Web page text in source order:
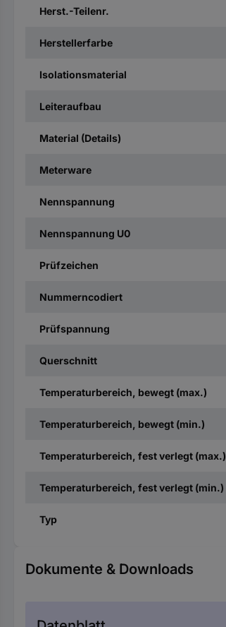
Herst.-Teilenr.
Herstellerfarbe
Isolationsmaterial
Leiteraufbau
Material (Details)
Meterware
Nennspannung
Nennspannung U0
Prüfzeichen
Nummerncodiert
Prüfspannung
Querschnitt
Temperaturbereich, bewegt (max.)
Temperaturbereich, bewegt (min.)
Temperaturbereich, fest verlegt (max.)
Temperaturbereich, fest verlegt (min.)
Typ
Dokumente & Downloads